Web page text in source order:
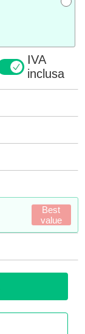
IVA
inclusa
Best
value